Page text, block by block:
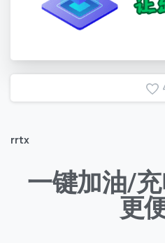
rrtx
一键加油/
更